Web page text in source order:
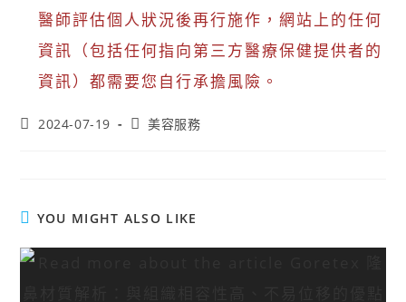
醫師評估個人狀況後再行施作，網站上的任何
資訊（包括任何指向第三方醫療保健提供者的
資訊）都需要您自行承擔風險。
2024-07-19 美容服務
YOU MIGHT ALSO LIKE